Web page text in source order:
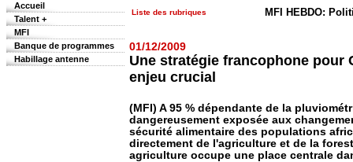
Accueil
Talent +
MFI
Banque de programmes
Habillage antenne
Liste des rubriques MFI HEBDO:
01/12/2009
Une stratégie francophone pour
enjeu crucial
(MFI) A 95 % dépendante de la
dangereusement exposée aux
sécurité alimentaire des populations
directement de l'agriculture et de la
agriculture occupe une place centrale